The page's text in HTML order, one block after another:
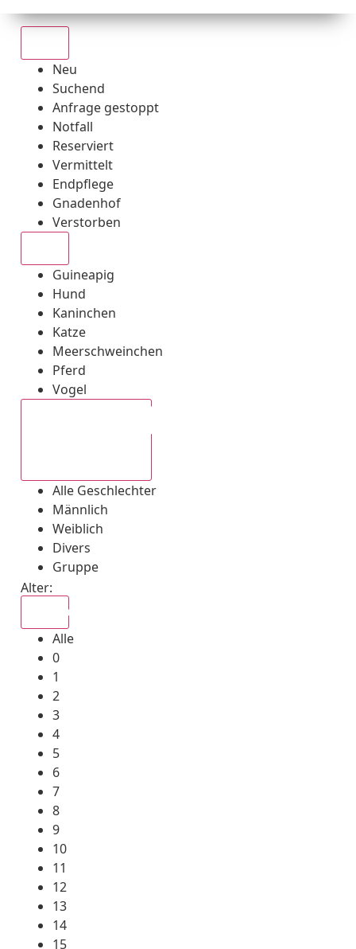
Neu
Suchend
Anfrage gestoppt
Notfall
Reserviert
Vermittelt
Endpflege
Gnadenhof
Verstorben
Guineapig
Hund
Kaninchen
Katze
Meerschweinchen
Pferd
Vogel
Alle Geschlechter
Männlich
Weiblich
Divers
Gruppe
Alter:
Alle
0
1
2
3
4
5
6
7
8
9
10
11
12
13
14
15